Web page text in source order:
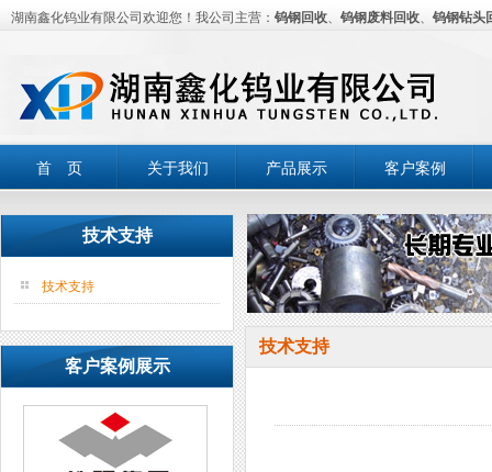
湖南鑫化钨业有限公司欢迎您！我公司主营： 钨钢回收、 钨钢废料回收、 钨钢钻头
首 页 关于我们 产品展示 客户案例
技术支持
技术支持
客户案例展示
技术支持